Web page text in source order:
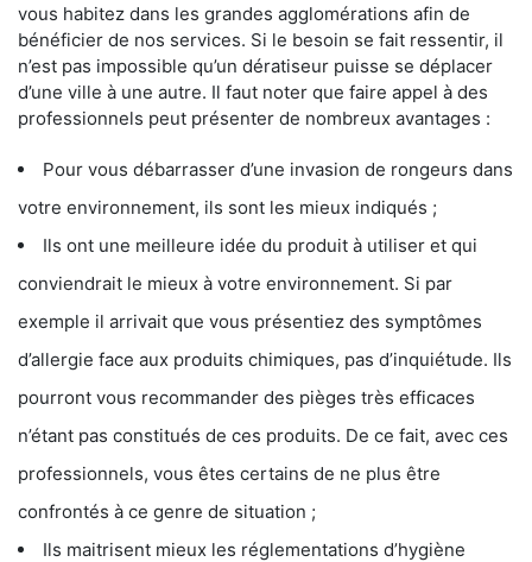
vous habitez dans les grandes agglomérations afin de
bénéficier de nos services. Si le besoin se fait ressentir, il
n’est pas impossible qu’un dératiseur puisse se déplacer
d’une ville à une autre. Il faut noter que faire appel à des
professionnels peut présenter de nombreux avantages :
Pour vous débarrasser d’une invasion de rongeurs dans
votre environnement, ils sont les mieux indiqués ;
Ils ont une meilleure idée du produit à utiliser et qui
conviendrait le mieux à votre environnement. Si par
exemple il arrivait que vous présentiez des symptômes
d’allergie face aux produits chimiques, pas d’inquiétude. Ils
pourront vous recommander des pièges très efficaces
n’étant pas constitués de ces produits. De ce fait, avec ces
professionnels, vous êtes certains de ne plus être
confrontés à ce genre de situation ;
Ils maitrisent mieux les réglementations d’hygiène